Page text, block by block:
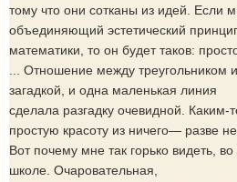
тому что они сотканы из идей. Если
объединяющий эстетический
математики, то он будет таков:
... Отношение между треугольником
загадкой, и одна маленькая линия
сделала разгадку очевидной. Каким-
простую красоту из ничего— разве
Вот почему мне так горько видеть,
школе. Очаровательная,